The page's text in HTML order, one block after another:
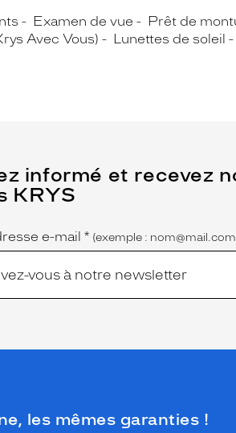
Examen de vue Prêt de
Avec Vous) Lunettes de soleil
informé et recevez
KRYS
e-mail * (exemple :
les mêmes garanties !